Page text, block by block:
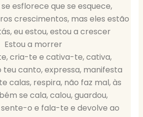
esflorece que se esquece,
crescimentos, mas eles estão
eu estou, estou a crescer
Estou a morrer
cria-te e cativa-te, cativa,
canto, expressa, manifesta
calas, respira, não faz mal, às
se cala, calou, guardou,
o e fala-te e devolve ao